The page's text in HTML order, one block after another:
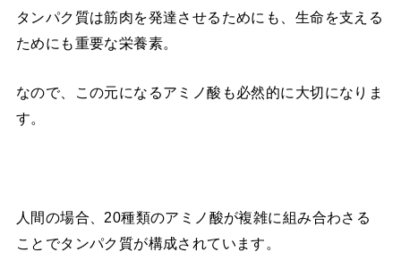
タンパク質は筋肉を発達させるためにも、生命を支える
ためにも重要な栄養素。
なので、この元になるアミノ酸も必然的に大切になりま
す。
人間の場合、20種類のアミノ酸が複雑に組み合わさる
ことでタンパク質が構成されています。